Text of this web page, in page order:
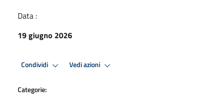
Data :
19 giugno 2026
Condividi Vedi azioni
Categorie: